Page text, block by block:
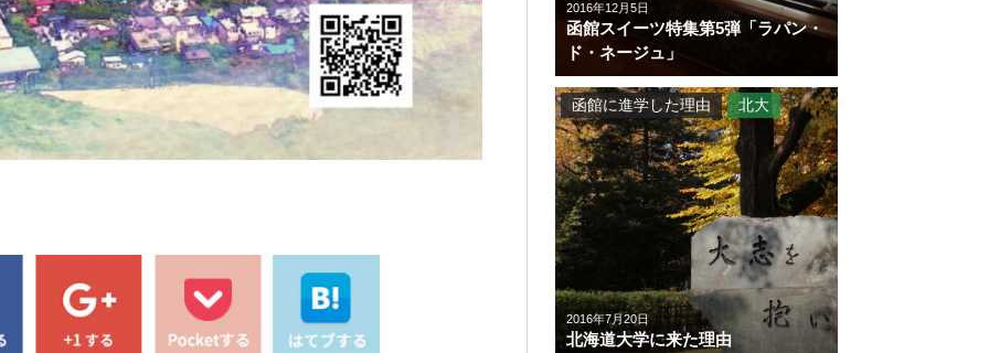
2016年12月5日
函館スイーツ特集第5弾「ラパン・
ド・ネージュ」
2016年7月20日
北海道大学に来た理由
函館に進学した理由 北大